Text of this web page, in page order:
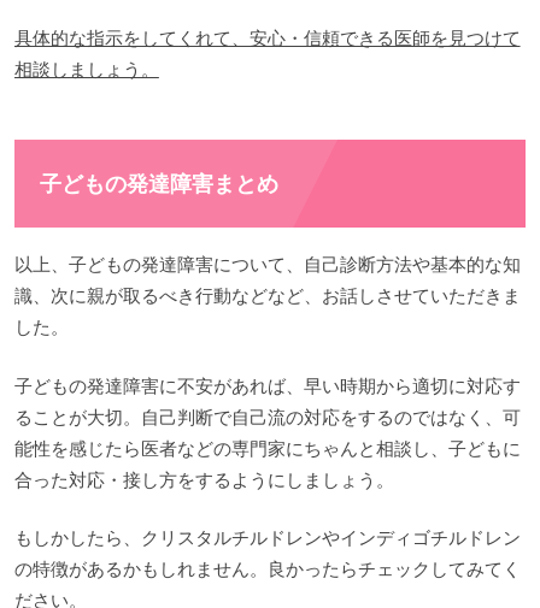
具体的な指示をしてくれて、安心・信頼できる医師を見つけて
相談しましょう。
子どもの発達障害まとめ
以上、子どもの発達障害について、自己診断方法や基本的な知
識、次に親が取るべき行動などなど、お話しさせていただきま
した。
子どもの発達障害に不安があれば、早い時期から適切に対応す
ることが大切。自己判断で自己流の対応をするのではなく、可
能性を感じたら医者などの専門家にちゃんと相談し、子どもに
合った対応・接し方をするようにしましょう。
もしかしたら、クリスタルチルドレンやインディゴチルドレン
の特徴があるかもしれません。良かったらチェックしてみてく
ださい。